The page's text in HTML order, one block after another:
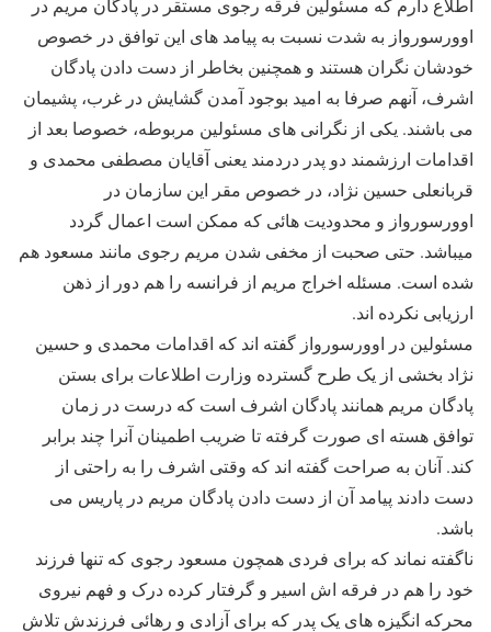
اطلاع دارم که مسئولین فرقه رجوی مستقر در پادگان مریم در
اوورسورواز به شدت نسبت به پیامد های این توافق در خصوص
خودشان نگران هستند و همچنین بخاطر از دست دادن پادگان
اشرف، آنهم صرفا به امید بوجود آمدن گشایش در غرب، پشیمان
می باشند. یکی از نگرانی های مسئولین مربوطه، خصوصا بعد از
اقدامات ارزشمند دو پدر دردمند یعنی آقایان مصطفی محمدی و
قربانعلی حسین نژاد، در خصوص مقر این سازمان در
اوورسورواز و محدودیت هائی که ممکن است اعمال گردد
میباشد. حتی صحبت از مخفی شدن مریم رجوی مانند مسعود هم
شده است. مسئله اخراج مریم از فرانسه را هم دور از ذهن
ارزیابی نکرده اند.
مسئولین در اوورسورواز گفته اند که اقدامات محمدی و حسین
نژاد بخشی از یک طرح گسترده وزارت اطلاعات برای بستن
پادگان مریم همانند پادگان اشرف است که درست در زمان
توافق هسته ای صورت گرفته تا ضریب اطمینان آنرا چند برابر
کند. آنان به صراحت گفته اند که وقتی اشرف را به راحتی از
دست دادند پیامد آن از دست دادن پادگان مریم در پاریس می
باشد.
ناگفته نماند که برای فردی همچون مسعود رجوی که تنها فرزند
خود را هم در فرقه اش اسیر و گرفتار کرده درک و فهم نیروی
محرکه انگیزه های یک پدر که برای آزادی و رهائی فرزندش تلاش